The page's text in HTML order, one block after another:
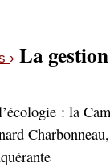
› La
: la